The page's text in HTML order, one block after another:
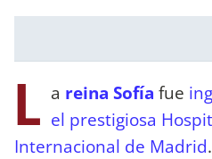
L a reina Sofía fue
el prestigiosa
Internacional de Madrid